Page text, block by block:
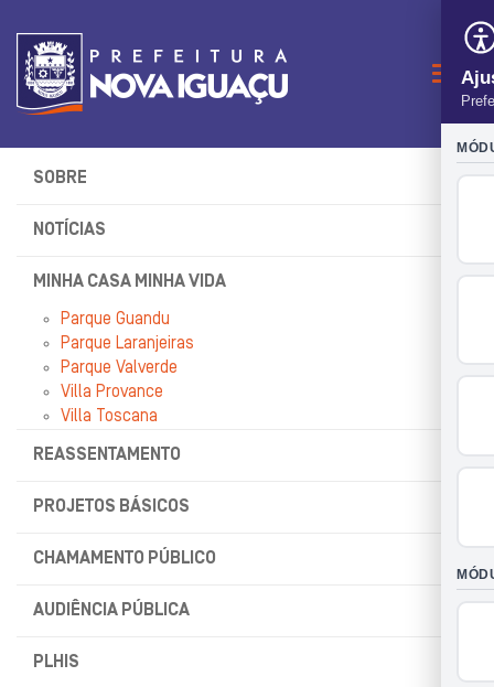
SOBRE
NOTÍCIAS
MINHA CASA MINHA VIDA
Parque Guandu
Parque Laranjeiras
Parque Valverde
Villa Provance
Villa Toscana
REASSENTAMENTO
PROJETOS BÁSICOS
CHAMAMENTO PÚBLICO
AUDIÊNCIA PÚBLICA
PLHIS